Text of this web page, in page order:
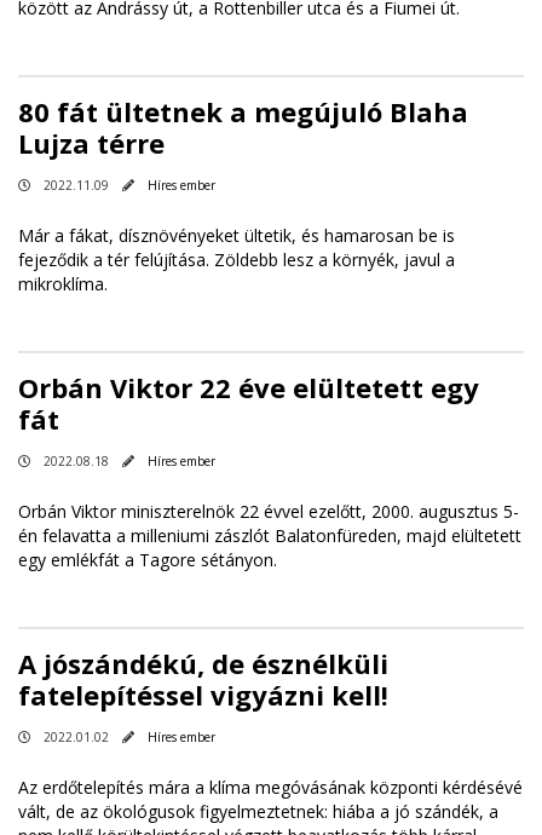
között az Andrássy út, a Rottenbiller utca és a Fiumei út.
80 fát ültetnek a megújuló Blaha
Lujza térre
2022.11.09 Híres ember
Már a fákat, dísznövényeket ültetik, és hamarosan be is
fejeződik a tér felújítása. Zöldebb lesz a környék, javul a
mikroklíma.
Orbán Viktor 22 éve elültetett egy
fát
2022.08.18 Híres ember
Orbán Viktor miniszterelnök 22 évvel ezelőtt, 2000. augusztus 5-
én felavatta a milleniumi zászlót Balatonfüreden, majd elültetett
egy emlékfát a Tagore sétányon.
A jószándékú, de észnélküli
fatelepítéssel vigyázni kell!
2022.01.02 Híres ember
Az erdőtelepítés mára a klíma megóvásának központi kérdésévé
vált, de az ökológusok figyelmeztetnek: hiába a jó szándék, a